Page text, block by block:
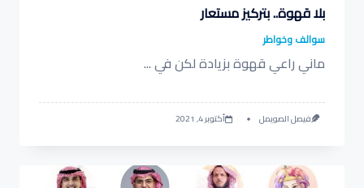
بلا قهوة.. بتركيز مستعار
سوالف وخواطر
ماني راعي قهوة بزيادة لكن في...
فيصل الصويمل أكتوبر 4, 2021